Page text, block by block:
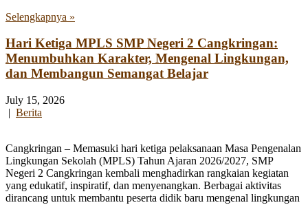
Selengkapnya »
Hari Ketiga MPLS SMP Negeri 2 Cangkringan:
Menumbuhkan Karakter, Mengenal Lingkungan,
dan Membangun Semangat Belajar
July 15, 2026
| Berita
Cangkringan – Memasuki hari ketiga pelaksanaan Masa Pengenalan
Lingkungan Sekolah (MPLS) Tahun Ajaran 2026/2027, SMP
Negeri 2 Cangkringan kembali menghadirkan rangkaian kegiatan
yang edukatif, inspiratif, dan menyenangkan. Berbagai aktivitas
dirancang untuk membantu peserta didik baru mengenal lingkungan